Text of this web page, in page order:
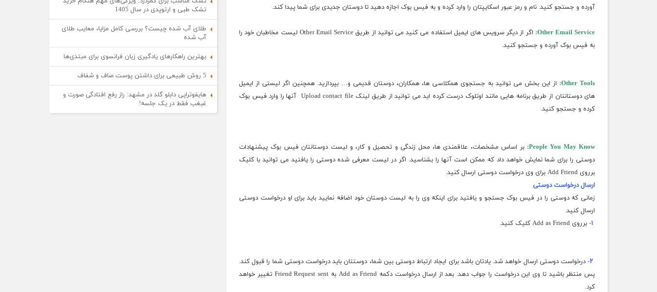
آورده و جستجو کنید. نام و رمز عبور اسکایپتان را وارد کرده و به فیس بوک اجازه دهید تا دوستان جدیدی برای شما پیدا کند.
Other Email Service:
اگر از دیگر سرویس های ایمیل استفاده می کنید می توانید از طریق Other Email Service لیست مخاطبان خود را
به فیس بوک آورده و جستجو کنید.
Other Tools: از این بخش می توانید به جستجوی همکلاسی ها، همکاران، دوستان قدیمی و… بپردازید. همچنین اگر لیستی از ایمیل
های دوستانتان از طریق برنامه هایی مانند اوتلوک درست کرده اید می توانید از طریق لینک
Upload contact file آنها را وارد فیس بوک
کرده و جستجو کنید.
People You May Know: بر اساس مشخصات، علاقمندی ها، محل زندگی و تحصیل و کار، و لیست دوستانتان فیس بوک پیشنهادات
دوستی را برای شما نمایش خواهد داد که ممکن است آنها را بشناسید. اگر در لیست معرفی شده دوستی را یافتید می توانید با کلیک
برروی Add Friend برای وی درخواست دوستی ارسال کنید.
ارسال درخواست دوستی
زمانی که دوستی را در فیس بوک جستجو و یافتید برای اینکه وی را به لیست دوستان خود اضافه نمایید باید برای او درخواست دوستی
ارسال کنید.
۱- برروی Add as Friend کلیک کنید.
۲- درخواست دوستی ارسال خواهد شد. یادتان باشد برای ایجاد ارتباط دوستی بین شما، دوستتان باید درخواست دوستی شما را قبول کند.
پس منتظر باشید تا وی این درخواست را جواب دهد. بعد از ارسال درخواست دکمه Add as Friend به Friend Request sent تغییر خواهد
کرد.
تشک طبی و ارتوپدی در سال 1405
طلای آب شده چیست؟ بررسی کامل مزایا، معایب طلای
آب شده
بهترین راهکارهای یادگیری زبان فرانسوی برای مبتدی‌ها
5 روش طبیعی برای داشتن پوست صاف و شفاف
هایفوتراپی دابلو گلد در مشهد: راز رفع افتادگی صورت و
غبغب فقط در یک جلسه!